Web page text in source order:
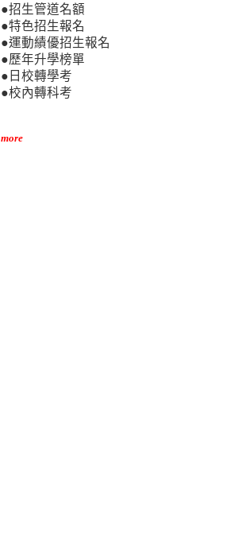
●招生管道名額
●特色招生報名
●運動績優招生報名
●歷年升學榜單
●日校轉學考
●校內轉科考
more